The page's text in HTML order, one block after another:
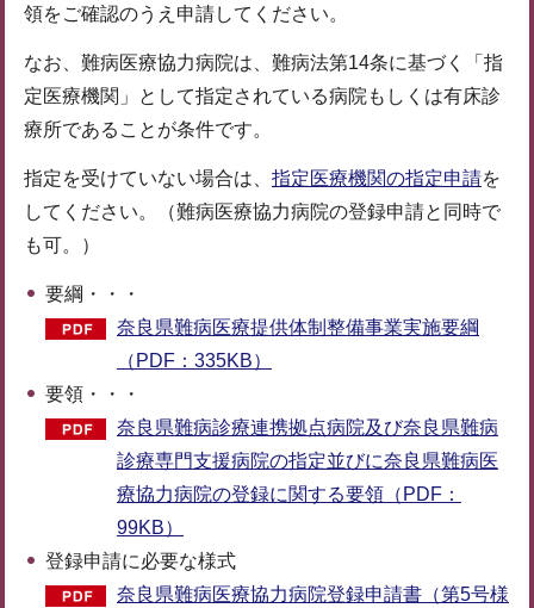
領をご確認のうえ申請してください。
なお、難病医療協力病院は、難病法第14条に基づく「指
定医療機関」として指定されている病院もしくは有床診
療所であることが条件です。
指定を受けていない場合は、 指定医療機関の指定申請を
してください。（難病医療協力病院の登録申請と同時で
も可。）
要綱・・・
奈良県難病医療提供体制整備事業実施要綱
（PDF：335KB）
要領・・・
奈良県難病診療連携拠点病院及び奈良県難病
診療専門支援病院の指定並びに奈良県難病医
療協力病院の登録に関する要領（PDF：
99KB）
登録申請に必要な様式
奈良県難病医療協力病院登録申請書（第5号様